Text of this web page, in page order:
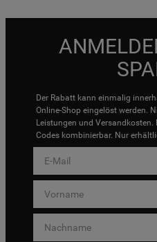
Der Rabatt kann einmalig
Online-Shop eingelöst werden.
Leistungen und
Codes kombinierbar. Nur